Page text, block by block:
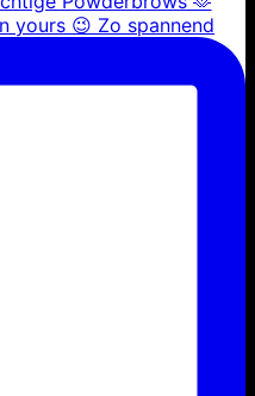
yours 😉 Zo spannend